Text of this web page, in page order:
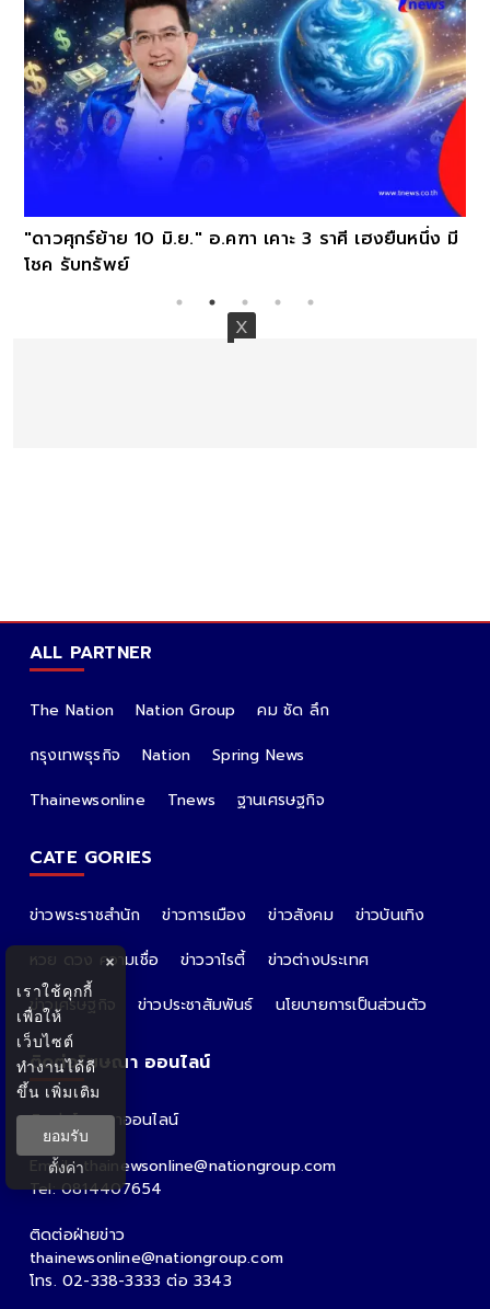
"ดาวศุกร์ย้าย 10 มิ.ย." อ.คฑา เคาะ 3 ราศี เฮงยืนหนึ่ง มี
โชค รับทรัพย์
ALL PARTNER
The Nation Nation Group
คม ชัด ลึก
กรุงเทพธุรกิจ
Nation
Spring News
Thainewsonline
Tnews ฐานเศรษฐกิจ
CATE GORIES
ข่าวพระราชสำนัก ข่าวการเมือง ข่าวสังคม
ข่าวบันเทิง
หวย ดวง ความเชื่อ
ข่าววาไรตี้
ข่าวต่างประเทศ
ข่าวเศรษฐกิจ
ข่าวประชาสัมพันธ์ นโยบายการเป็นส่วนตัว
ติดต่อโฆษณา ออนไลน์
ติดต่อโฆษณาออนไลน์
คุณอ้อ
Email : thainewsonline@nationgroup.com
Tel: 0814407654
ติดต่อฝ่ายข่าว
thainewsonline@nationgroup.com
โทร. 02-338-3333 ต่อ 3343
×
เราใช้คุกกี้
เพื่อให้
เว็บไซต์
ทำงานได้ดี
ขึ้น เพิ่มเติม
ยอมรับ
ตั้งค่า